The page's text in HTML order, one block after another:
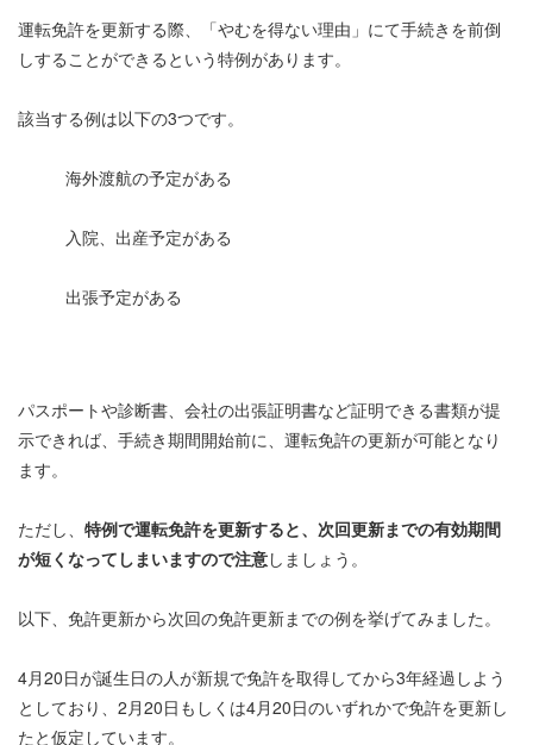
運転免許を更新する際、「やむを得ない理由」にて手続きを前倒
しすることができるという特例があります。
該当する例は以下の3つです。
海外渡航の予定がある
入院、出産予定がある
出張予定がある
パスポートや診断書、会社の出張証明書など証明できる書類が提
示できれば、手続き期間開始前に、運転免許の更新が可能となり
ます。
ただし、 特例で運転免許を更新すると、次回更新までの有効期間
が短くなってしまいますので注意しましょう。
以下、免許更新から次回の免許更新までの例を挙げてみました。
4月20日が誕生日の人が新規で免許を取得してから3年経過しよう
としており、2月20日もしくは4月20日のいずれかで免許を更新し
たと仮定しています。